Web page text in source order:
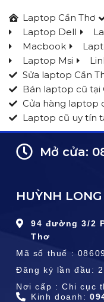
Laptop Cần Thơ
Laptop Dell
Macbook
Laptop Msi
Sửa laptop Cần
Bán laptop cũ tại
Cửa hàng laptop
Laptop cũ uy tín
Mở cửa:
HUỲNH
94 đường 3/2
Thơ
Mã số thuế :
Đăng ký lần đầu:
Nơi cấp : Chi cục
Kinh doanh: